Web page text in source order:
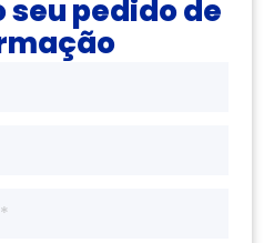
seu pedido de